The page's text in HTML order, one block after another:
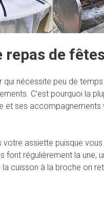
repas de
nécessite peu de
C’est pourquoi la
et ses
assiette puisque
régulièrement la une,
cuisson à la broche on